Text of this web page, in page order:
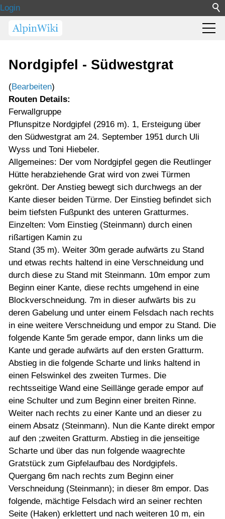
Login
Nordgipfel - Südwestgrat
(Bearbeiten)
Routen Details:
Ferwallgruppe
Pflunspitze Nordgipfel (2916 m). 1, Ersteigung über
den Südwestgrat am 24. September 1951 durch Uli
Wyss und Toni Hiebeler.
Allgemeines: Der vom Nordgipfel gegen die Reutlinger
Hütte herabziehende Grat wird von zwei Türmen
gekrönt. Der Anstieg bewegt sich durchwegs an der
Kante dieser beiden Türme. Der Einstieg befindet sich
beim tiefsten Fußpunkt des unteren Gratturmes.
Einzelten: Vom Einstieg (Steinmann) durch einen
rißartigen Kamin zu
Stand (35 m). Weiter 30m gerade aufwärts zu Stand
und etwas rechts haltend in eine Verschneidung und
durch diese zu Stand mit Steinmann. 10m empor zum
Beginn einer Kante, diese rechts umgehend in eine
Blockverschneidung. 7m in dieser aufwärts bis zu
deren Gabelung und unter einem Felsdach nach rechts
in eine weitere Verschneidung und empor zu Stand. Die
folgende Kante 5m gerade empor, dann links um die
Kante und gerade aufwärts auf den ersten Gratturm.
Abstieg in die folgende Scharte und links haltend in
einen Felswinkel des zweiten Turmes. Die
rechtsseitige Wand eine Seillänge gerade empor auf
eine Schulter und zum Beginn einer breiten Rinne.
Weiter nach rechts zu einer Kante und an dieser zu
einem Absatz (Steinmann). Nun die Kante direkt empor
auf den ;zweiten Gratturm. Abstieg in die jenseitige
Scharte und über das nun folgende waagrechte
Gratstück zum Gipfelaufbau des Nordgipfels.
Quergang 6m nach rechts zum Beginn einer
Verschneidung (Steinmann); in dieser 8m empor. Das
folgende, mächtige Felsdach wird an seiner rechten
Seite (Haken) erklettert und nach weiteren 10 m, ein